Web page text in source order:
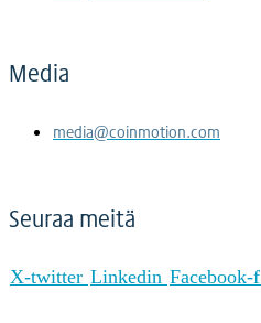
Media
media@coinmotion.com
Seuraa meitä
X-twitter Linkedin Facebook-f